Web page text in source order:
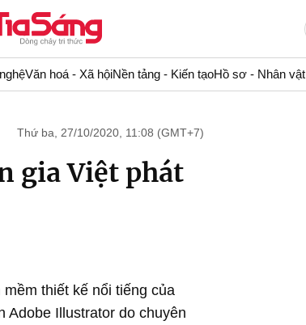
Văn hoá - Xã hộiNền tảng - Kiến tạoHồ sơ - Nhân vật
Thứ ba, 27/10/2020, 11:08 (GMT+7)
gia Việt phát
thiết kế nổi tiếng của
Adobe Illustrator do chuyên